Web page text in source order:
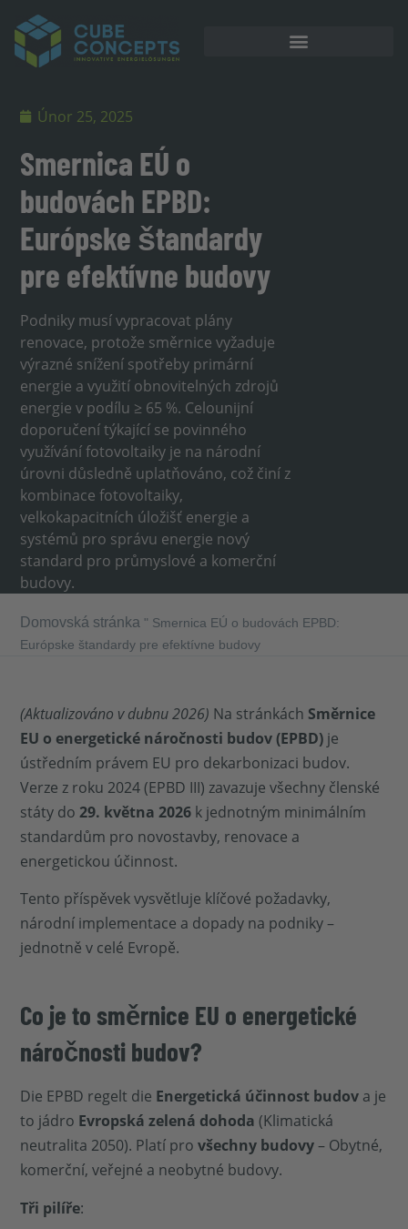
Únor 25, 2025
Smernica EÚ o
budovách EPBD:
Európske štandardy
pre efektívne budovy
Podniky musí vypracovat plány
renovace, protože směrnice vyžaduje
výrazné snížení spotřeby primární
energie a využití obnovitelných zdrojů
energie v podílu ≥ 65 %. Celounijní
doporučení týkající se povinného
využívání fotovoltaiky je na národní
úrovni důsledně uplatňováno, což činí z
kombinace fotovoltaiky,
velkokapacitních úložišť energie a
systémů pro správu energie nový
standard pro průmyslové a komerční
budovy.
Domovská stránka " Smernica EÚ o budovách EPBD:
Európske štandardy pre efektívne budovy
(Aktualizováno v dubnu 2026) Na stránkách Směrnice
EU o energetické náročnosti budov (EPBD) je
ústředním právem EU pro dekarbonizaci budov.
Verze z roku 2024 (EPBD III) zavazuje všechny členské
státy do29. května 2026 k jednotným minimálním
standardům pro novostavby, renovace a
energetickou účinnost.
Tento příspěvek vysvětluje klíčové požadavky,
národní implementace a dopady na podniky –
jednotně v celé Evropě.
Co je to směrnice EU o energetické
náročnosti budov?
Die EPBD regelt die Energetická účinnost budov a je
to jádro Evropská zelená dohoda (Klimatická
neutralita 2050). Platí provšechny budovy– Obytné,
komerční, veřejné a neobytné budovy.
Tři pilíře: